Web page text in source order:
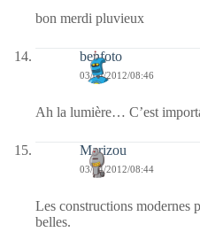
bon merdi pluvieux
benfoto
03/04/2012/08:46
Ah la lumière… C’est
Marizou
03/04/2012/08:44
Les constructions modernes
belles.